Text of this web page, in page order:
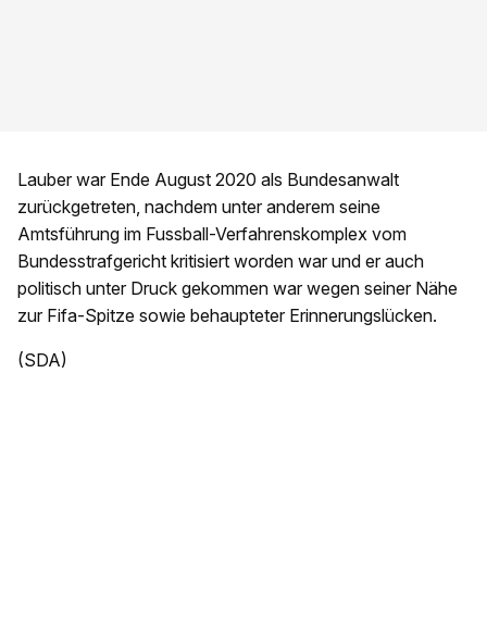
Lauber war Ende August 2020 als Bundesanwalt
zurückgetreten, nachdem unter anderem seine
Amtsführung im Fussball-Verfahrenskomplex vom
Bundesstrafgericht kritisiert worden war und er auch
politisch unter Druck gekommen war wegen seiner Nähe
zur Fifa-Spitze sowie behaupteter Erinnerungslücken.
(SDA)